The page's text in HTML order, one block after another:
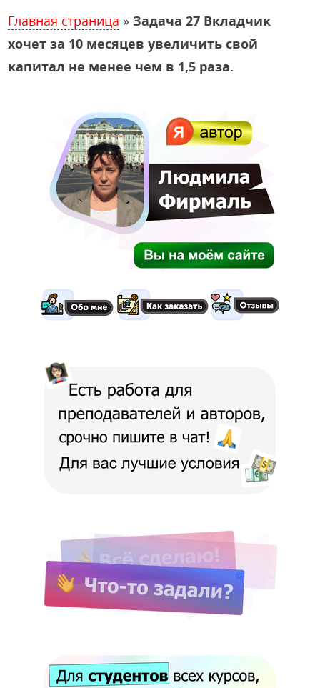
Главная страница » Задача 27 Вкладчик
хочет за 10 месяцев увеличить свой
капитал не менее чем в 1,5 раза.